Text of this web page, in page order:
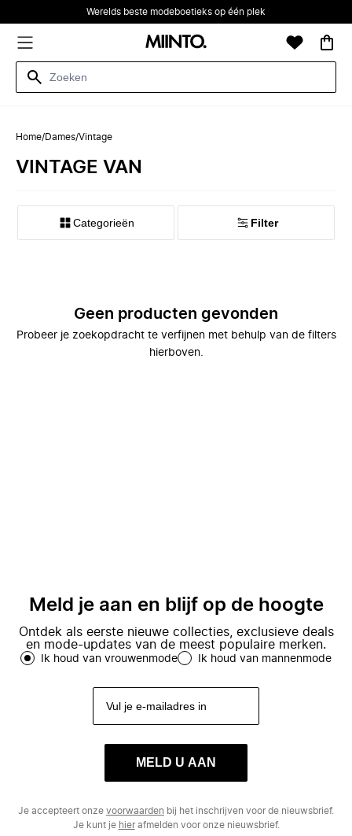
Werelds beste modeboetieks op één plek
Home/Dames/Vintage
VINTAGE VAN
Categorieën Filter
Geen producten gevonden
Probeer je zoekopdracht te verfijnen met behulp van de filters
hierboven.
Meld je aan en blijf op de hoogte
Ontdek als eerste nieuwe collecties, exclusieve deals
en mode-updates van de meest populaire merken.
Ik houd van vrouwenmode Ik houd van mannenmode
MELD U AAN
Je accepteert onze voorwaarden bij het inschrijven voor de nieuwsbrief.
Je kunt je hierafmelden voor onze nieuwsbrief.